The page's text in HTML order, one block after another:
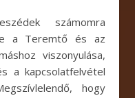
számomra
a Teremtő és az
viszonyulása,
a kapcsolatfelvétel
hogy